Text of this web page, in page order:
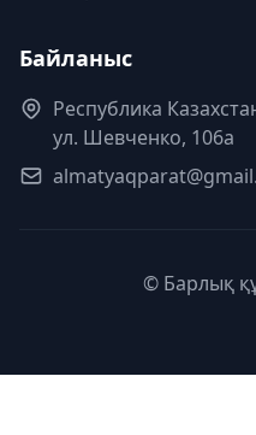
Байланыс
Республика
ул. Шевченко, 106а
© Барлық